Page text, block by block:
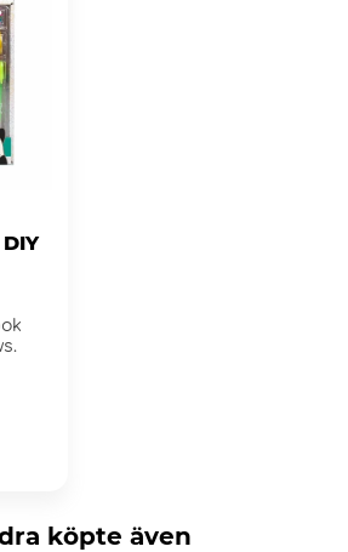
köpte även